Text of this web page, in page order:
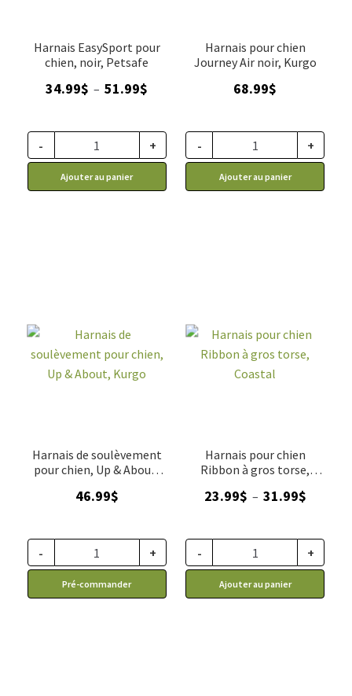
Harnais EasySport pour
chien, noir, Petsafe
34.99$ – 51.99$
34.99$
à
51.99$
- +
Ajouter au panier
Harnais pour chien
Journey Air noir, Kurgo
68.99$
- +
Ajouter au panier
Harnais de soulèvement
pour chien, Up & About,
46.99$
- +
Pré-commander
Harnais pour chien
Ribbon à gros torse,
23.99$ – 31.99$Plage
23.99$
à
- +
Ajouter au panier